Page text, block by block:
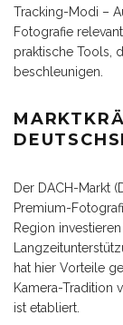
Tracking-Modi –
Fotografie
praktische Tools,
beschleunigen.
Der DACH-Markt
Premium-
Region
hat hier Vorteile
Kamera-Tradition
ist etabliert.